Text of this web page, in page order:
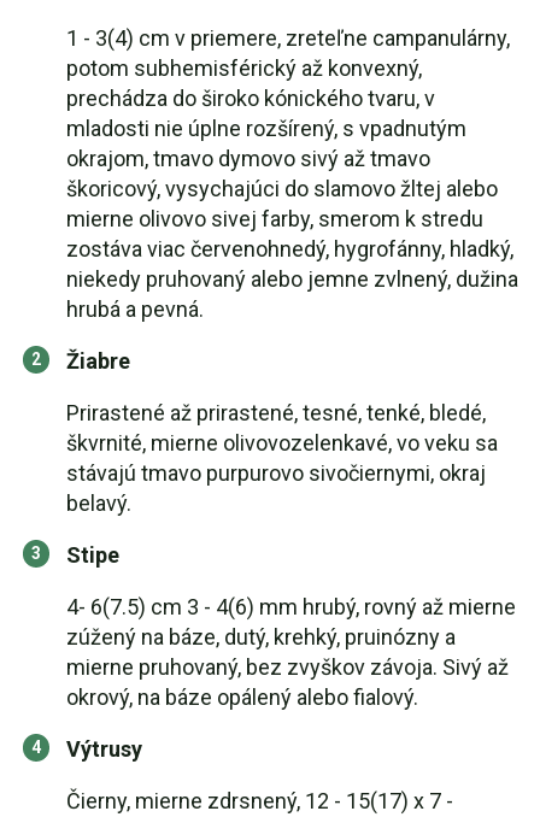
1 - 3(4) cm v priemere, zreteľne campanulárny,
potom subhemisférický až konvexný,
prechádza do široko kónického tvaru, v
mladosti nie úplne rozšírený, s vpadnutým
okrajom, tmavo dymovo sivý až tmavo
škoricový, vysychajúci do slamovo žltej alebo
mierne olivovo sivej farby, smerom k stredu
zostáva viac červenohnedý, hygrofánny, hladký,
niekedy pruhovaný alebo jemne zvlnený, dužina
hrubá a pevná.
Žiabre
Prirastené až prirastené, tesné, tenké, bledé,
škvrnité, mierne olivovozelenkavé, vo veku sa
stávajú tmavo purpurovo sivočiernymi, okraj
belavý.
Stipe
4- 6(7.5) cm 3 - 4(6) mm hrubý, rovný až mierne
zúžený na báze, dutý, krehký, pruinózny a
mierne pruhovaný, bez zvyškov závoja. Sivý až
okrový, na báze opálený alebo fialový.
Výtrusy
Čierny, mierne zdrsnený, 12 - 15(17) x 7 -